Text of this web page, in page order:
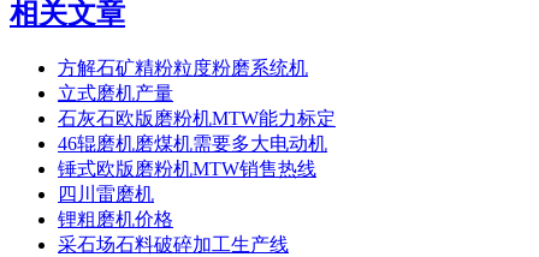
相关文章
方解石矿精粉粒度粉磨系统机
立式磨机产量
石灰石欧版磨粉机MTW能力标定
46辊磨机磨煤机需要多大电动机
锤式欧版磨粉机MTW销售热线
四川雷磨机
锂粗磨机价格
采石场石料破碎加工生产线